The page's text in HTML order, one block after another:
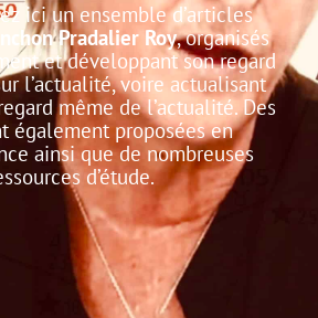
ici un ensemble d’articles
Pradalier Roy, organisés
et développant son regard
l’actualité, voire actualisant
même de l’actualité.Des
également proposées en
ainsi que de nombreuses
d’étude.